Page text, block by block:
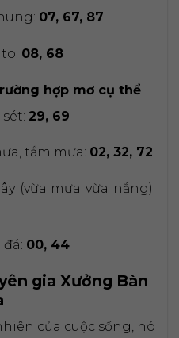
07, 67, 87
08, 68
hợp mơ cụ thể
29, 69
tắm mưa: 02, 32, 72
(vừa mưa vừa nắng):
00, 44
gia Xưởng Bàn
của cuộc sống, nó